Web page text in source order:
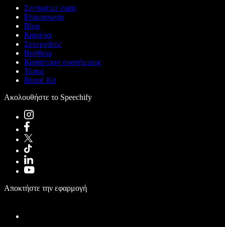
Σχετικά με εμάς
Επικοινωνία
Blog
Καριέρα
Συνεργάτες
Βοήθεια
Κατάσταση συστήματος
Τύπος
Brand Kit
Ακολουθήστε το Speechify
Αποκτήστε την εφαρμογή